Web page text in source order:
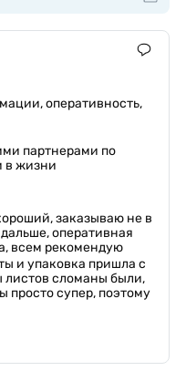
оперативность,
партнерами по
в жизни
заказываю не в
оперативная
всем рекомендую
и упаковка пришла с
сломаны были,
просто супер, поэтому